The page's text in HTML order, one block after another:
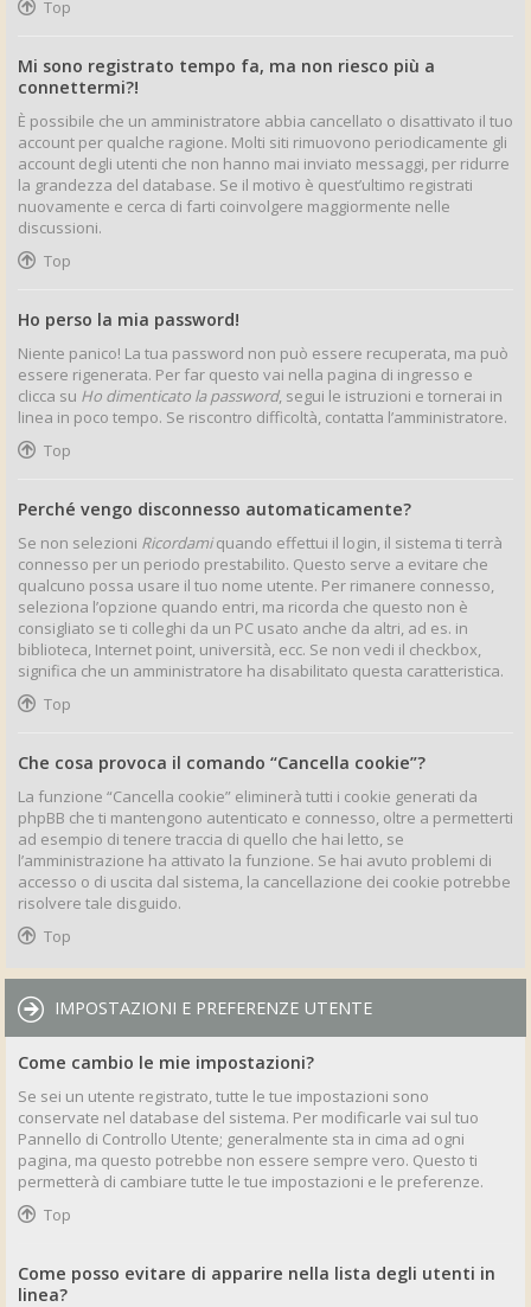
Top
Mi sono registrato tempo fa, ma non riesco più a
connettermi?!
È possibile che un amministratore abbia cancellato o disattivato il tuo
account per qualche ragione. Molti siti rimuovono periodicamente gli
account degli utenti che non hanno mai inviato messaggi, per ridurre
la grandezza del database. Se il motivo è quest’ultimo registrati
nuovamente e cerca di farti coinvolgere maggiormente nelle
discussioni.
Top
Ho perso la mia password!
Niente panico! La tua password non può essere recuperata, ma può
essere rigenerata. Per far questo vai nella pagina di ingresso e
clicca su Ho dimenticato la password, segui le istruzioni e tornerai in
linea in poco tempo. Se riscontro difficoltà, contatta l’amministratore.
Top
Perché vengo disconnesso automaticamente?
Se non selezioni Ricordamiquando effettui il login, il sistema ti terrà
connesso per un periodo prestabilito. Questo serve a evitare che
qualcuno possa usare il tuo nome utente. Per rimanere connesso,
seleziona l’opzione quando entri, ma ricorda che questo non è
consigliato se ti colleghi da un PC usato anche da altri, ad es. in
biblioteca, Internet point, università, ecc. Se non vedi il checkbox,
significa che un amministratore ha disabilitato questa caratteristica.
Top
Che cosa provoca il comando “Cancella cookie”?
La funzione “Cancella cookie” eliminerà tutti i cookie generati da
phpBB che ti mantengono autenticato e connesso, oltre a permetterti
ad esempio di tenere traccia di quello che hai letto, se
l’amministrazione ha attivato la funzione. Se hai avuto problemi di
accesso o di uscita dal sistema, la cancellazione dei cookie potrebbe
risolvere tale disguido.
Top
IMPOSTAZIONI E PREFERENZE UTENTE
Come cambio le mie impostazioni?
Se sei un utente registrato, tutte le tue impostazioni sono
conservate nel database del sistema. Per modificarle vai sul tuo
Pannello di Controllo Utente; generalmente sta in cima ad ogni
pagina, ma questo potrebbe non essere sempre vero. Questo ti
permetterà di cambiare tutte le tue impostazioni e le preferenze.
Top
Come posso evitare di apparire nella lista degli utenti in
linea?